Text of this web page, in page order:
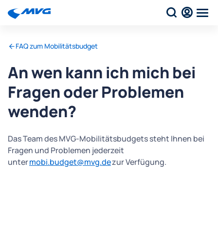
FAQ zum Mobilitätsbudget
An wen kann ich mich bei
Fragen oder Problemen
wenden?
Das Team des MVG-Mobilitätsbudgets steht Ihnen bei
Fragen und Problemen jederzeit
untermobi.budget@mvg.dezur Verfügung.